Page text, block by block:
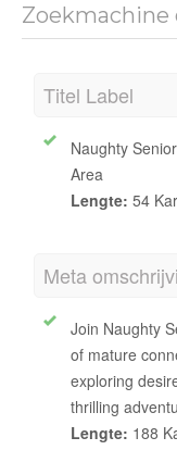
Zoekmachine
Titel Label
Naughty
Area
Lengte: 54
Meta
Join Naughty
of mature
exploring
thrilling
Lengte: 188